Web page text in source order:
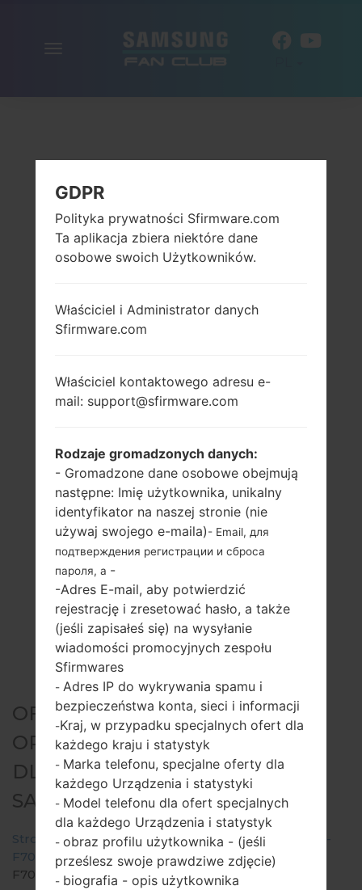
OFICJALNE
OPROGRAMOWANIE #292216
DLA: SM-F7070 -
SAMSUNGGALAXY Z FLIP 5G
Strona startowa →Galaxy Z Flip 5G →SamsungSM-
F7070
→SM-
F7070_4_20220216232730_idfxixm836_fac.zip
GDPR
Polityka prywatności Sfirmware.com
Ta aplikacja zbiera niektóre dane
osobowe swoich Użytkowników.
Właściciel i Administrator danych
Sfirmware.com
Właściciel kontaktowego adresu e-
mail: support@sfirmware.com
Rodzaje gromadzonych danych:
- Gromadzone dane osobowe obejmują
następne: Imię użytkownika, unikalny
identyfikator na naszej stronie (nie
używaj swojego e-maila)- Email, для
подтверждения регистрации и сброса
пароля, а -
-Adres E-mail, aby potwierdzić
rejestrację i zresetować hasło, a także
(jeśli zapisałeś się) na wysyłanie
wiadomości promocyjnych zespołu
Sfirmwares
- Adres IP do wykrywania spamu i
bezpieczeństwa konta, sieci i informacji
-Kraj, w przypadku specjalnych ofert dla
każdego kraju i statystyk
- Marka telefonu, specjalne oferty dla
każdego Urządzenia i statystyki
- Model telefonu dla ofert specjalnych
dla każdego Urządzenia i statystyk
- obraz profilu użytkownika - (jeśli
prześlesz swoje prawdziwe zdjęcie)
- biografia - opis użytkownika